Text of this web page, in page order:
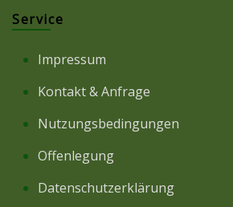
Service
Impressum
Kontakt & Anfrage
Nutzungsbedingungen
Offenlegung
Datenschutzerklärung